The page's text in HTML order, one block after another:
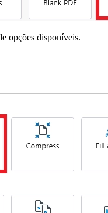
opções disponíveis.